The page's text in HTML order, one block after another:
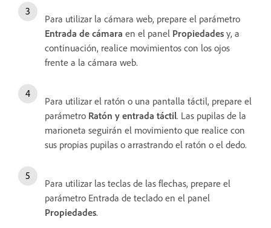
Para utilizar la cámara web, prepare el parámetro
Entrada de cámara en el panel Propiedades y, a
continuación, realice movimientos con los ojos
frente a la cámara web.
Para utilizar el ratón o una pantalla táctil, prepare el
parámetro Ratón y entrada táctil. Las pupilas de la
marioneta seguirán el movimiento que realice con
sus propias pupilas o arrastrando el ratón o el dedo.
Para utilizar las teclas de las flechas, prepare el
parámetro Entrada de teclado en el panel
Propiedades.